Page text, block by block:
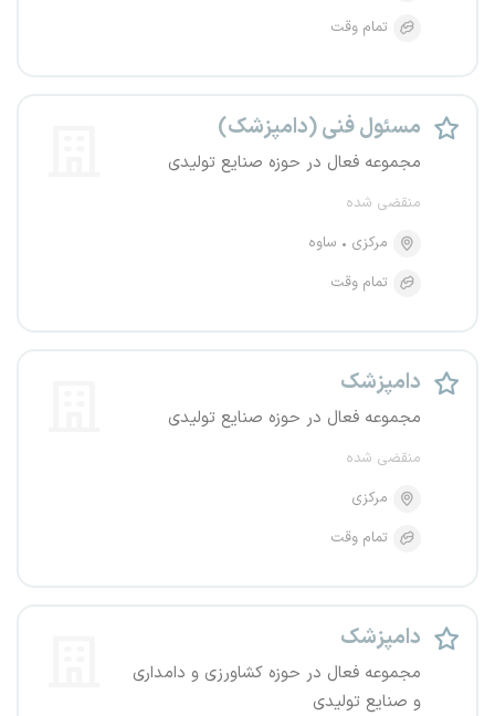
تمام وقت
مسئول فنی (دامپزشک)
مجموعه فعال در حوزه صنایع تولیدی
منقضی شده
مرکزی
ساوه
تمام وقت
دامپزشک
مجموعه فعال در حوزه صنایع تولیدی
منقضی شده
مرکزی
تمام وقت
دامپزشک
مجموعه فعال در حوزه کشاورزی و دامداری
و صنایع تولیدی